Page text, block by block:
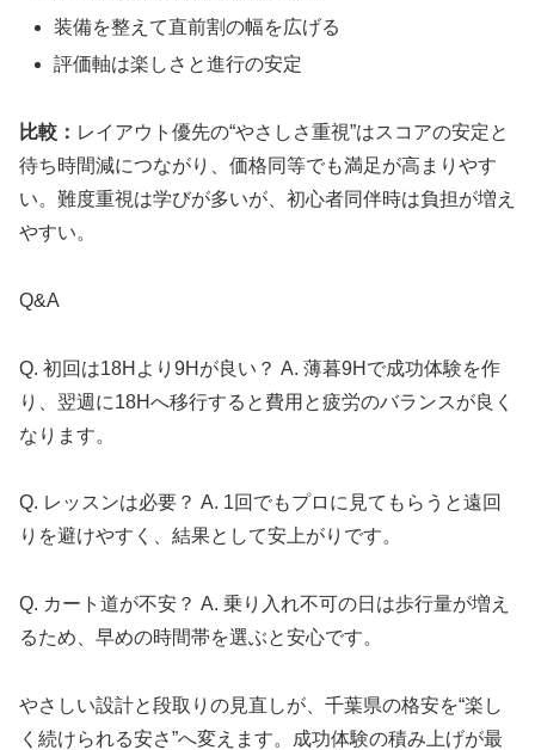
装備を整えて直前割の幅を広げる
評価軸は楽しさと進行の安定
比較： レイアウト優先の“やさしさ重視”はスコアの安定と
待ち時間減につながり、価格同等でも満足が高まりやす
い。難度重視は学びが多いが、初心者同伴時は負担が増え
やすい。
Q&A
Q. 初回は18Hより9Hが良い？ A. 薄暮9Hで成功体験を作
り、翌週に18Hへ移行すると費用と疲労のバランスが良く
なります。
Q. レッスンは必要？ A. 1回でもプロに見てもらうと遠回
りを避けやすく、結果として安上がりです。
Q. カート道が不安？ A. 乗り入れ不可の日は歩行量が増え
るため、早めの時間帯を選ぶと安心です。
やさしい設計と段取りの見直しが、千葉県の格安を“楽し
く続けられる安さ”へ変えます。成功体験の積み上げが最